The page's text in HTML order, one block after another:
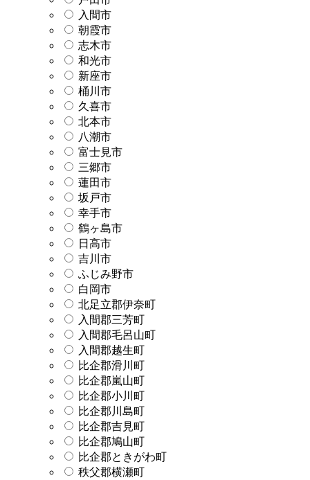
入間市
朝霞市
志木市
和光市
新座市
桶川市
久喜市
北本市
八潮市
富士見市
三郷市
蓮田市
坂戸市
幸手市
鶴ヶ島市
日高市
吉川市
ふじみ野市
白岡市
北足立郡伊奈町
入間郡三芳町
入間郡毛呂山町
入間郡越生町
比企郡滑川町
比企郡嵐山町
比企郡小川町
比企郡川島町
比企郡吉見町
比企郡鳩山町
比企郡ときがわ町
秩父郡横瀬町